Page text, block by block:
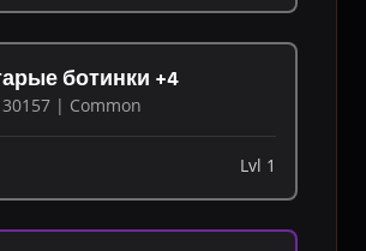
ботинки +4
30157 | Common
Lvl 1